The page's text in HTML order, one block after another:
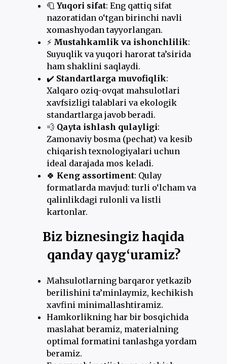
🧻Yuqori sifat: Eng qattiq sifat
nazoratidan o‘tgan birinchi navli
xomashyodan tayyorlangan.
⚡️ Mustahkamlik va ishonchlilik:
Suyuqlik va yuqori harorat ta’sirida
ham shaklini saqlaydi.
✔️ Standartlarga muvofiqlik:
Xalqaro oziq-ovqat mahsulotlari
xavfsizligi talablari va ekologik
standartlarga javob beradi.
💨 Qayta ishlash qulayligi:
Zamonaviy bosma (pechat) va kesib
chiqarish texnologiyalari uchun
ideal darajada mos keladi.
🍀 Keng assortiment: Qulay
formatlarda mavjud: turli o‘lcham va
qalinlikdagi rulonli va listli
kartonlar.
Biz biznesingiz haqida
qanday qayg‘uramiz?
Mahsulotlarning barqaror yetkazib
berilishini ta’minlaymiz, kechikish
xavfini minimallashtiramiz.
Hamkorlikning har bir bosqichida
maslahat beramiz, materialning
optimal formatini tanlashga yordam
beramiz.